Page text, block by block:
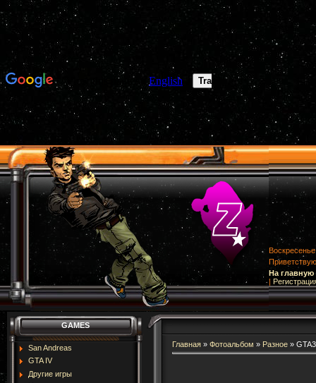
На главную
|
GAMES
San Andreas
GTA IV
Другие игры
Главная » Фотоальбом » Разное »